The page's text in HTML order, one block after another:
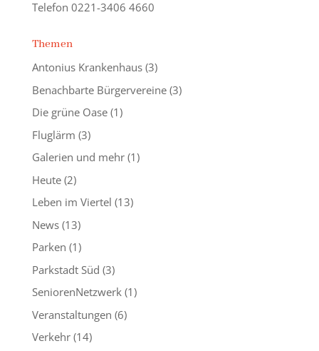
Telefon 0221-3406 4660
Themen
Antonius Krankenhaus(3)
Benachbarte Bürgervereine(3)
Die grüne Oase(1)
Fluglärm (3)
Galerien und mehr(1)
Heute(2)
Leben im Viertel (13)
News(13)
Parken (1)
Parkstadt Süd (3)
SeniorenNetzwerk(1)
Veranstaltungen (6)
Verkehr(14)